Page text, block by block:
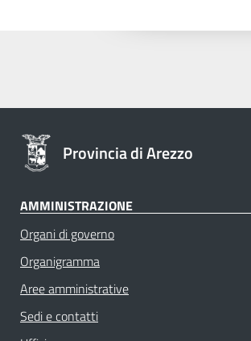
Provincia di Arezzo
AMMINISTRAZIONE
Organi di governo
Organigramma
Aree amministrative
Sedi e contatti